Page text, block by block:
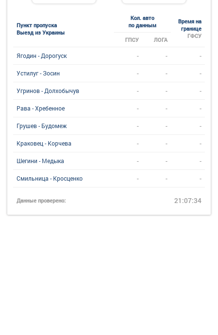
Пункт пропуска
Выезд из Украины
Кол. авто
по данным
Время на
границе
ГФСУ
ГПСУ ЛОГА
Ягодин - Дорогуск - - -
Устилуг - Зосин - - -
Угринов - Долхобычув - - -
Рава - Хребенное - - -
Грушев - Будомеж - - -
Краковец - Корчева - - -
Шегини - Медыка - - -
Смильница - Кросценко - - -
Данные проверено: 21:07:34